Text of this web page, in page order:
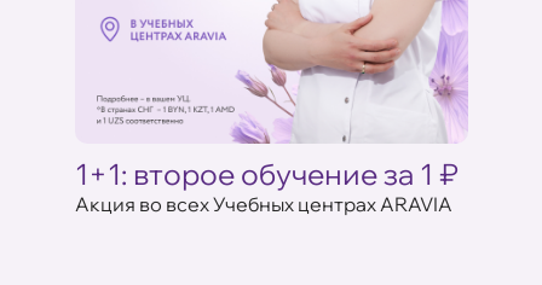
1+1: второе обучение за 1 ₽
Акция во всех Учебных центрах ARAVIA